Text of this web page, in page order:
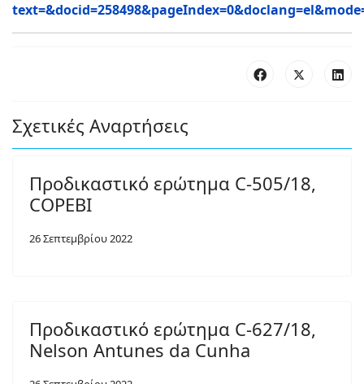
Σχετικές Αναρτήσεις
Προδικαστικό ερώτημα C-505/18,
COPEBI
26 Σεπτεμβρίου 2022
Προδικαστικό ερώτημα C-627/18,
Nelson Antunes da Cunha